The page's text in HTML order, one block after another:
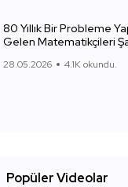
80 Yıllık Bir Probleme
Gelen Matematikçileri
28.05.2026 4.1K okundu.
Popüler Videolar